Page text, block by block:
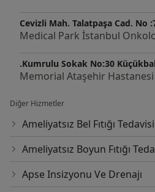
Cevizli Mah. Talatpaşa Cad. No
Medical Park İstanbul
.Kumrulu Sokak No:30
Memorial Ataşehir Hastanesi
Diğer Hizmetler
Ameliyatsız Bel Fıtığı Tedavisi
Ameliyatsız Boyun Fıtığı
Apse Insizyonu Ve Drenajı